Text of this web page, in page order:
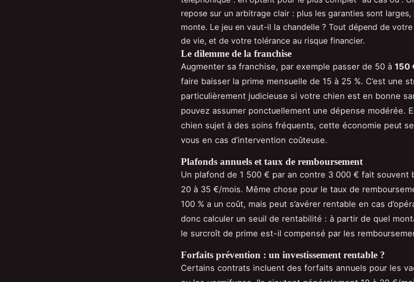
repose sur un arbitrage clair : plus les garanties sont
monte. Le jeu en vaut-il la chandelle ? Tout dépend de
de vie, et de votre tolérance au risque financier.
Le dilemme de la franchise
Augmenter sa franchise, par exemple passer de 50 à 150
faire baisser la prime mensuelle de 15 à 25 %. C’est une
particulièrement judicieuse si votre chien est en bonne
pouvez assumer ponctuellement une dépense modérée.
chien sujet à des soins fréquents, cette économie peut
vous en cas d’intervention coûteuse.
Plafonds annuels et taux de remboursement
Un plafond de 1 500 € par an contre 3 000 € fait souvent
20 à 35 €/mois. Même chose pour le taux de
100 % a un coût, mais peut s’avérer rentable en cas
donc calculer un seuil de rentabilité : à partir de quel
le surcroît de prime est-il compensé par les
Forfaits prévention : un investissement rentable ?
Certains contrats incluent des forfaits annuels pour les